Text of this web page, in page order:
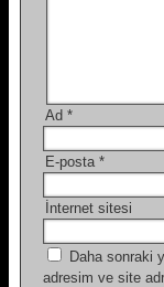
Ad *
E-posta *
İnternet sitesi
Daha sonraki
adresim ve site